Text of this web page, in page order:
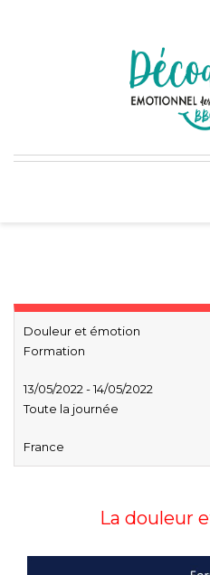
Douleur et émotion
Formation
13/05/2022 - 14/05/2022
Toute la journée
France
La douleur